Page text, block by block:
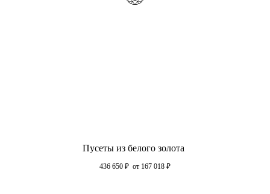
Пусеты из белого золота
436 650 ₽ от 167 018 ₽